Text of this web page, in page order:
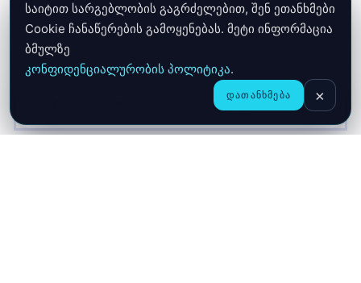
საიტით სარგებლობის გაგრძელებით, შენ ეთანხმები
Cookie ჩანაწერების გამოყენებას. მეტი ინფორმაცია
ბმულზე
კონფიდენციალურობის პოლიტიკა.
ᲓᲐᲗᲐᲜᲮᲛᲔᲑᲐ ×
ᲛᲐᲦᲐᲖᲘᲐ ᲙᲐᲚᲐᲗᲐ